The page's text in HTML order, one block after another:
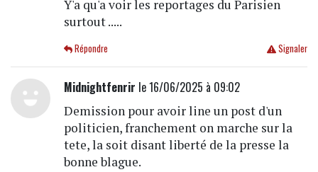
Y'a qu'a voir les reportages du Parisien
surtout .....
Signaler
Répondre
Midnightfenrir le 16/06/2025 à 09:02
Demission pour avoir line un post d'un
politicien, franchement on marche sur la
tete, la soit disant liberté de la presse la
bonne blague.